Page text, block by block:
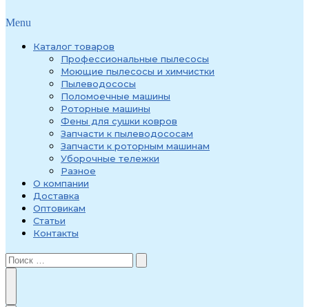
Menu
Каталог товаров
Профессиональные пылесосы
Моющие пылесосы и химчистки
Пылеводососы
Поломоечные машины
Роторные машины
Фены для сушки ковров
Запчасти к пылеводососам
Запчасти к роторным машинам
Уборочные тележки
Разное
О компании
Доставка
Оптовикам
Статьи
Контакты